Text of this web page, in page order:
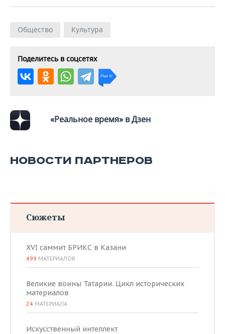
Общество Культура
Поделитесь в соцсетях
«Реальное время» в Дзен
НОВОСТИ ПАРТНЕРОВ
Сюжеты
XVI саммит БРИКС в Казани
499 МАТЕРИАЛОВ
Великие воины Татарии. Цикл исторических
материалов
24 МАТЕРИАЛА
Искусственный интеллект